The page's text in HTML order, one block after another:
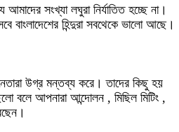
সংখ্যা লঘুরা নির্যাতিত হচ্ছে না।
বাংলাদেশের হিন্দুরা সবথেকে ভালো আছে।
উগ্র মন্তব্য করে। তাদের কিছু হয়
বলে আপনারা আন্দোলন , মিছিল মিটিং ,